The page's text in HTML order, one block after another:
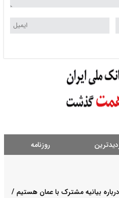
روزنامه
بیانیه مشترک با عمان هستیم /